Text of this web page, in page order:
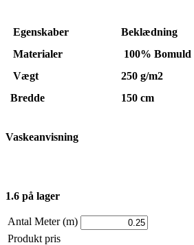
Egenskaber
Beklædning
Materialer
100% Bomuld
Vægt
250 g/m2
Bredde
150 cm
Vaskeanvisning
1.6 på lager
Antal Meter (m)
Produkt pris